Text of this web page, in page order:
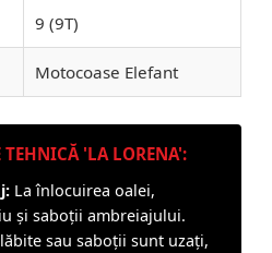
9 (9T)
Motocoase Elefant
TEHNICĂ 'LA LORENA':
La înlocuirea oalei,
și saboții ambreiajului.
sau saboții sunt uzați,